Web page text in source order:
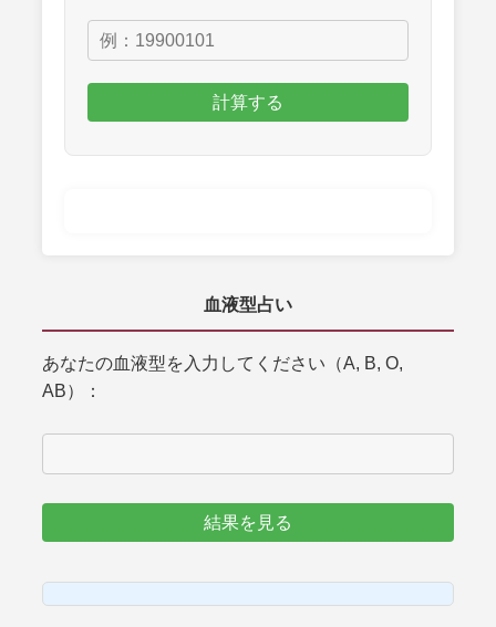
計算する
血液型占い
あなたの血液型を入力してください（A, B, O,
AB）：
結果を見る